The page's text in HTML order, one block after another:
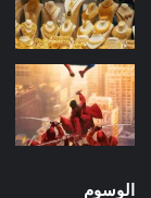
الوسوم